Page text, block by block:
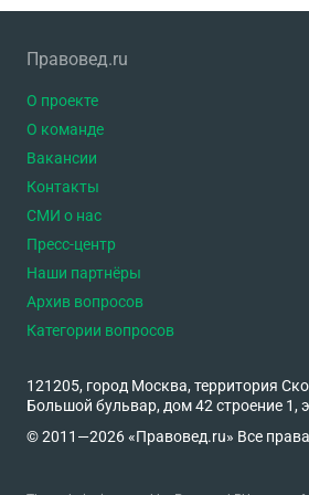
Правовед.ru
О проекте
О команде
Вакансии
Контакты
СМИ о нас
Пресс-центр
Наши партнёры
Архив вопросов
Категории вопросов
121205, город Москва, территория
Большой бульвар, дом 42 строение 1,
© 2011—2026 «Правовед.ru» Все